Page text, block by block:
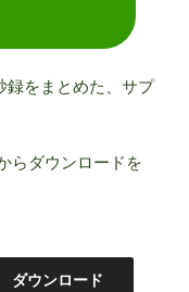
録をまとめた、サプ
らダウンロードを
ダウンロード